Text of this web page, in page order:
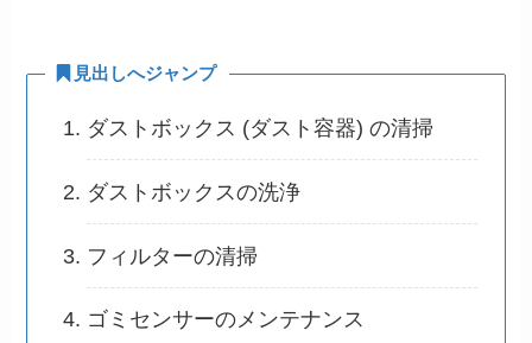
見出しへジャンプ
ダストボックス (ダスト容器) の清掃
ダストボックスの洗浄
フィルターの清掃
ゴミセンサーのメンテナンス